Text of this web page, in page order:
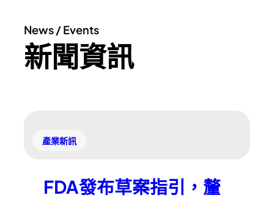
News / Events
新聞資訊
產業新訊
FDA發布草案指引，釐